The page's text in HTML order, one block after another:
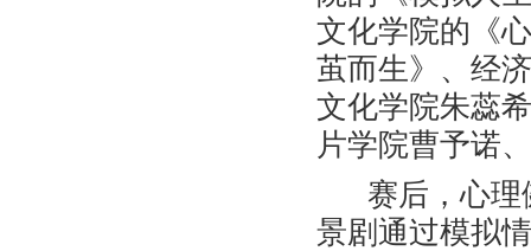
文化学院的《
茧而生》、经
文化学院朱蕊
片学院曹予诺
赛后，心
景剧通过模拟